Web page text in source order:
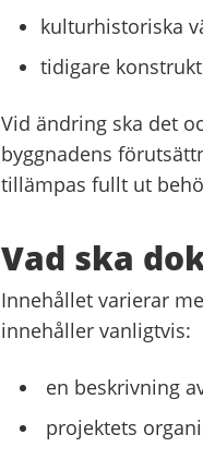
kulturhistoriska
tidigare
Vid ändring ska det
byggnadens
tillämpas fullt ut
Vad ska
Innehållet varierar
innehåller vanligtvis:
en beskrivning
projektets